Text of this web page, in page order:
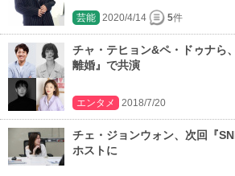
芸能 2020/4/14 5件
チャ・テヒョン&ペ・ドゥナら
離婚』で共演
エンタメ 2018/7/20
チェ・ジョンウォン、次回『
ホストに